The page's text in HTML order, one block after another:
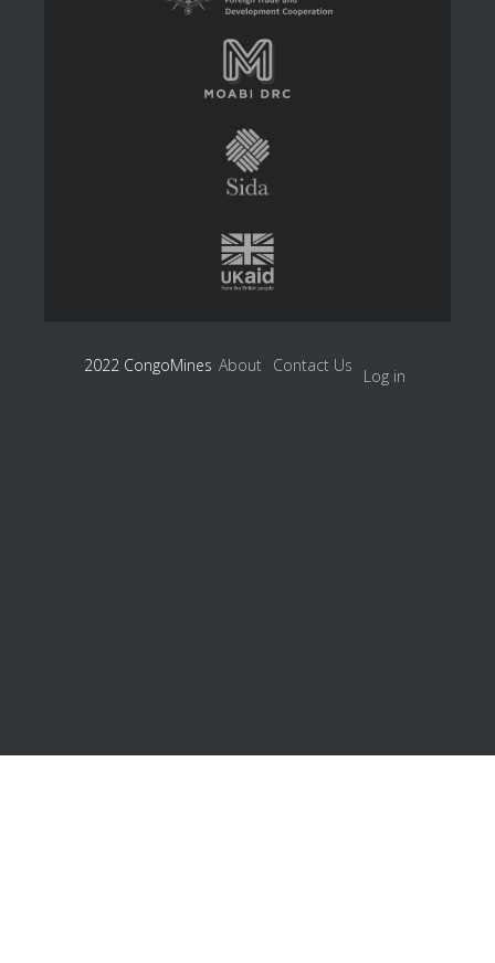
2022 CongoMines About Contact Us
Log in